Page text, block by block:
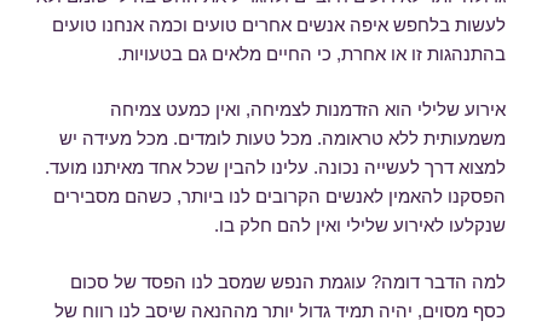
לעשות בלחפש איפה אנשים אחרים טועים וכמה אנחנו טועים
בהתנהגות זו או אחרת, כי החיים מלאים גם בטעויות.
אירוע שלילי הוא הזדמנות לצמיחה, ואין כמעט צמיחה
משמעותית ללא טראומה. מכל טעות לומדים. מכל מעידה יש
למצוא דרך לעשייה נכונה. עלינו להבין שכל אחד מאיתנו מועד.
הפסקנו להאמין לאנשים הקרובים לנו ביותר, כשהם מסבירים
שנקלעו לאירוע שלילי ואין להם חלק בו.
למה הדבר דומה? עוגמת הנפש שמסב לנו הפסד של סכום
כסף מסוים, יהיה תמיד גדול יותר מההנאה שיסב לנו רווח של